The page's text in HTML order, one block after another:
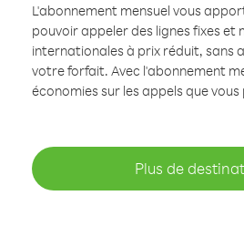
L'abonnement mensuel vous
pouvoir appeler des lignes fixes et
internationales à prix réduit, sans
votre forfait. Avec l'abonnement
économies sur les appels que vous
Plus de